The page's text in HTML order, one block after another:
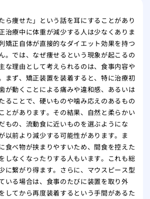
美
の詳
ら痩せた」という話を耳にすることがあり
治療中に体重が減少する人は少なくありま
矯正自体が直接的なダイエット効果を持つ
。では、なぜ痩せるという現象が起こるの
な理由として考えられるのは、食事内容や
まず、矯正装置を装着すると、特に治療初
が動くことによる痛みや違和感、あるいは
ることで、硬いものや噛み応えのあるもの
とがあります。その結果、自然と柔らかい
もの、流動食に近いものを選ぶようにな
以前より減少する可能性があります。ま
食べ物が挟まりやすいため、間食を控えた
しなくなったりする人もいます。これも総
に繋がり得ます。さらに、マウスピース型
いる場合は、食事のたびに装置を取り外
してから再度装着するという手間があるた